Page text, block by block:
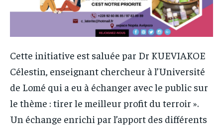
Cette initiative est saluée par Dr KUEVIAKOE
Célestin, enseignant chercheur à l’Université
de Lomé qui a eu à échanger avec le public sur
le thème : tirer le meilleur profit du terroir ».
Un échange enrichi par l’apport des différents